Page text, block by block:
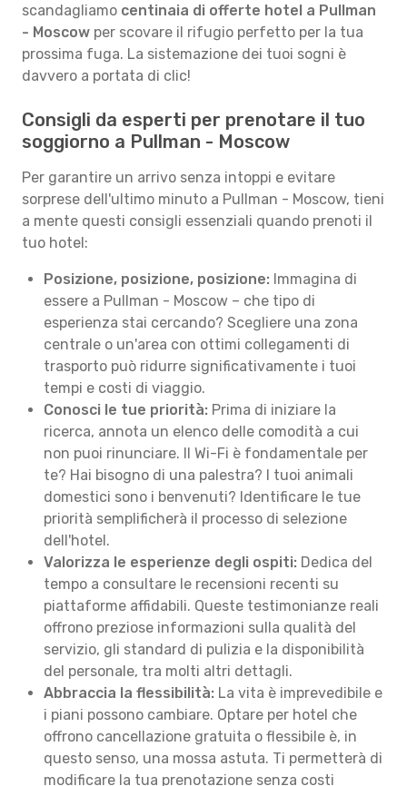
scandagliamo centinaia di offerte hotel a Pullman
- Moscow per scovare il rifugio perfetto per la tua
prossima fuga. La sistemazione dei tuoi sogni è
davvero a portata di clic!
Consigli da esperti per prenotare il tuo
soggiorno a Pullman - Moscow
Per garantire un arrivo senza intoppi e evitare
sorprese dell'ultimo minuto a Pullman - Moscow, tieni
a mente questi consigli essenziali quando prenoti il
tuo hotel:
Posizione, posizione, posizione: Immagina di
essere a Pullman - Moscow – che tipo di
esperienza stai cercando? Scegliere una zona
centrale o un'area con ottimi collegamenti di
trasporto può ridurre significativamente i tuoi
tempi e costi di viaggio.
Conosci le tue priorità: Prima di iniziare la
ricerca, annota un elenco delle comodità a cui
non puoi rinunciare. Il Wi-Fi è fondamentale per
te? Hai bisogno di una palestra? I tuoi animali
domestici sono i benvenuti? Identificare le tue
priorità semplificherà il processo di selezione
dell'hotel.
Valorizza le esperienze degli ospiti: Dedica del
tempo a consultare le recensioni recenti su
piattaforme affidabili. Queste testimonianze reali
offrono preziose informazioni sulla qualità del
servizio, gli standard di pulizia e la disponibilità
del personale, tra molti altri dettagli.
Abbraccia la flessibilità: La vita è imprevedibile e
i piani possono cambiare. Optare per hotel che
offrono cancellazione gratuita o flessibile è, in
questo senso, una mossa astuta. Ti permetterà di
modificare la tua prenotazione senza costi